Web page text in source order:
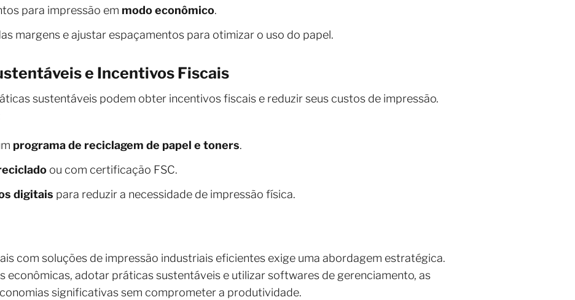
para impressão em modo econômico.
margens e ajustar espaçamentos para otimizar o uso do papel.
e Incentivos Fiscais
sustentáveis podem obter incentivos fiscais e reduzir seus custos de impressão.
programa de reciclagem de papel e toners.
ou com certificação FSC.
digitais para reduzir a necessidade de impressão física.
com soluções de impressão industriais eficientes exige uma abordagem estratégica.
econômicas, adotar práticas sustentáveis e utilizar softwares de gerenciamento, as
significativas sem comprometer a produtividade.